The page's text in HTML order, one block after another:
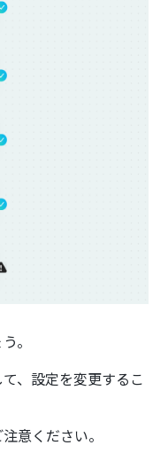
。
、設定を変更するこ
意ください。